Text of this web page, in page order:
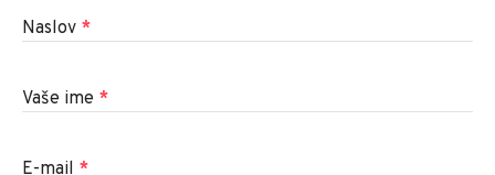
Naslov *
Vaše ime *
E-mail *